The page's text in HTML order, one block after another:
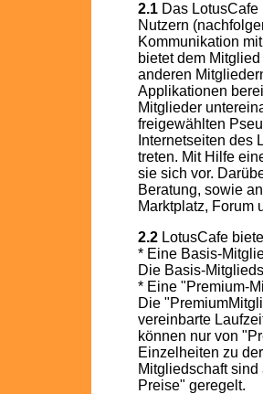
2.1 Das
Nutzern
Kommunikation
bietet dem
anderen
Applikationen
Mitglieder
freigewählten
Internetseiten des
treten. Mit Hilfe
sie sich vor.
Beratung, sowie
Marktplatz, Forum
2.2 LotusCafe
* Eine Basis-
Die Basis-
* Eine "Premium-
Die
vereinbarte
können nur von
Einzelheiten zu
Mitgliedschaft
Preise" geregelt.